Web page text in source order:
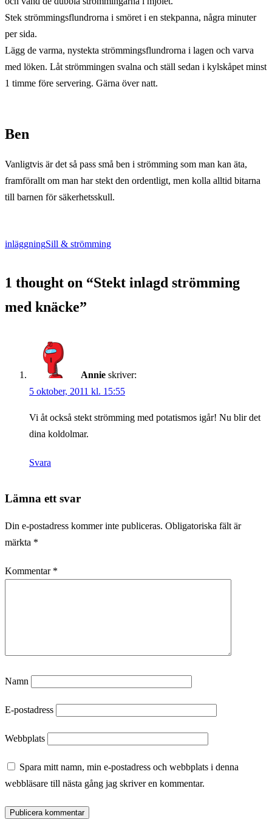
Stek strömmingsflundrorna i smöret i en stekpanna, några minuter
per sida.
Lägg de varma, nystekta strömmingsflundrorna i lagen och varva
med löken. Låt strömmingen svalna och ställ sedan i kylskåpet minst
1 timme före servering. Gärna över natt.
Ben
Vanligtvis är det så pass små ben i strömming som man kan äta,
framförallt om man har stekt den ordentligt, men kolla alltid bitarna
till barnen för säkerhetsskull.
inläggningSill & strömming
1 thought on “Stekt inlagd strömming
med knäcke”
Annie skriver:
5 oktober, 2011 kl. 15:55
Vi åt också stekt strömming med potatismos igår! Nu blir det
dina koldolmar.
Svara
Lämna ett svar
Din e-postadress kommer inte publiceras. Obligatoriska fält är
märkta *
Kommentar *
Namn
E-postadress
Webbplats
Spara mitt namn, min e-postadress och webbplats i denna
webbläsare till nästa gång jag skriver en kommentar.